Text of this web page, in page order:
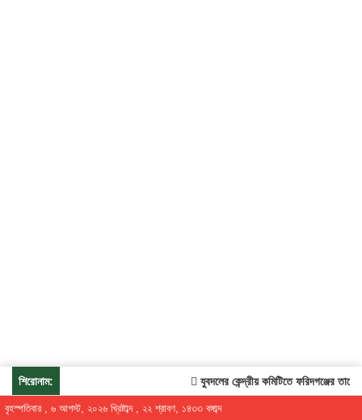
শিরোনাম: যুবদলের কেন্দ্রীয় কমিটিতে ফরিদগঞ্জের তারেকুর
বৃহস্পতিবার , ৬ আগস্ট, ২০২৬ খ্রিষ্টাব্দ , ২২ শ্রাবণ, ১৪৩৩ বঙ্গাব্দ